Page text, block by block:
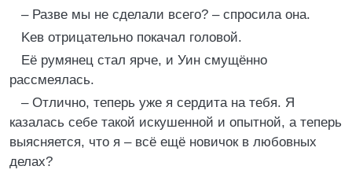
– Разве мы не сделали всего? – спросила она.
Keв отрицательно покачал головой.
Её румянец стал ярче, и Уин смущённо
рассмеялась.
– Отлично, теперь уже я сердита на тебя. Я
казалась себе такой искушенной и опытной, а теперь
выясняется, что я – всё ещё новичок в любовных
делах?